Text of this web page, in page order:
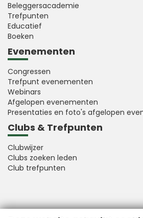
Beleggersacademie
Trefpunten
Educatief
Boeken
Evenementen
Congressen
Trefpunt evenementen
Webinars
Afgelopen evenementen
Presentaties en foto's afgelopen
Clubs & Trefpunten
Clubwijzer
Clubs zoeken leden
Club trefpunten